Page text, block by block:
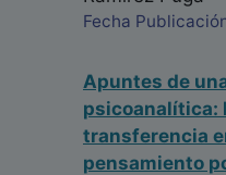
Fecha
Apuntes de
psicoanalítica:
transferencia
pensamiento